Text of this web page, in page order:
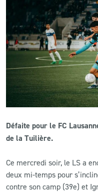
RESTAURATION
CONTACT
LS E-SHOP
LS ACADEMY CAMPS
Défaite pour le FC
de la Tuilière.
Ce mercredi soir, le LS a
deux mi-temps pour
contre son camp (39e) et